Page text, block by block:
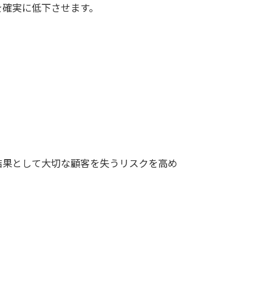
実に低下させます。
として大切な顧客を失うリスクを高め